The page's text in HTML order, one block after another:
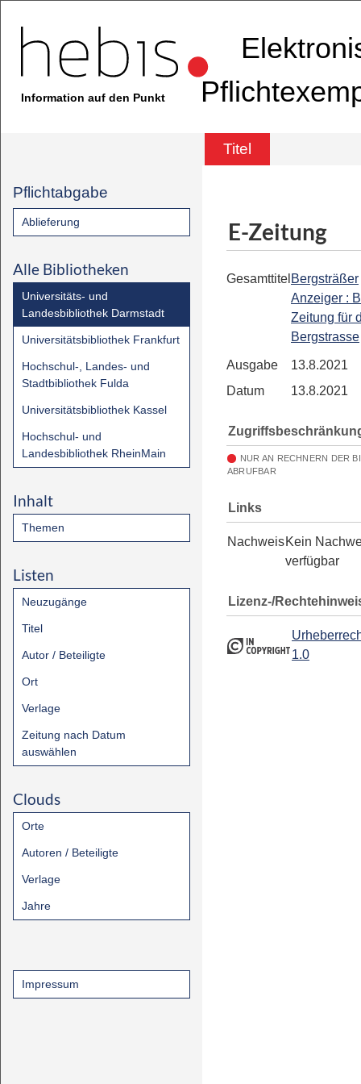
Information auf den Punkt
Titel
Pflichtabgabe
Ablieferung
Alle Bibliotheken
Universitäts- und
Landesbibliothek Darmstadt
Universitätsbibliothek Frankfurt
Hochschul-, Landes- und
Stadtbibliothek Fulda
Universitätsbibliothek Kassel
Hochschul- und
Landesbibliothek RheinMain
Inhalt
Themen
Listen
Neuzugänge
Titel
Autor / Beteiligte
Ort
Verlage
Zeitung nach Datum
auswählen
Clouds
Orte
Autoren / Beteiligte
Verlage
Jahre
Impressum
E-Zeitung
Gesamttitel Bergsträßer
Anzeiger :
Zeitung für
Bergstrasse
Ausgabe
13.8.2021
Datum
13.8.2021
NUR AN RECHNERN DER
ABRUFBAR
Links
NachweisKein
verfügbar
Lizenz-/
1.0